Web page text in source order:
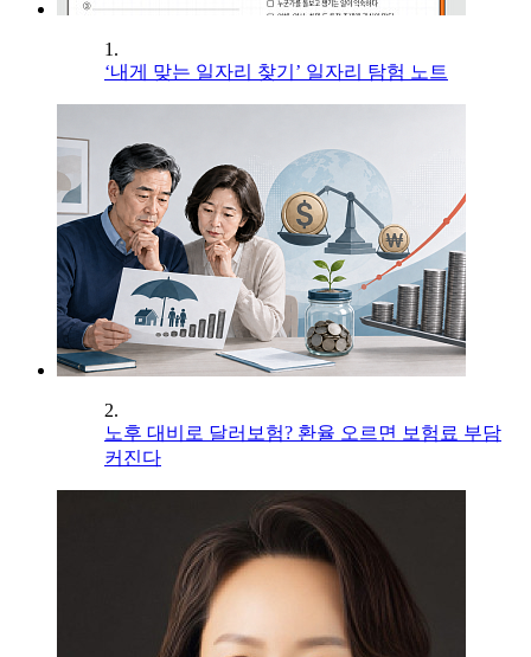
1.
‘내게 맞는 일자리 찾기’ 일자리 탐험 노트
2.
노후 대비로 달러보험? 환율 오르면 보험료 부담
커진다